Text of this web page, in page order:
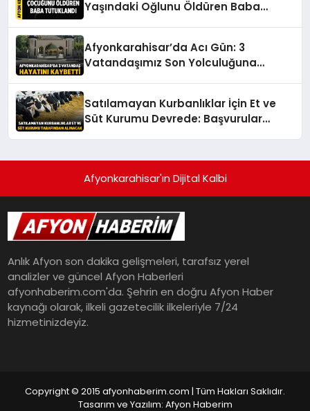
Yaşındaki Oğlunu Öldüren Baba
Afyonkarahisar’da Acı Gün: 3
Vatandaşımız Son Yolculuğuna
Satılamayan Kurbanlıklar İçin Et ve
Süt Kurumu Devrede: Başvurular
Afyonkarahisar'ın Dijital Kalbi
Anlık Afyon son dakika gelişmeleri, tarafsız yerel
analizler ve güncel Afyon Haberleri
afyonhaberim.com'da. Şehrin en doğru Afyon Haber
kaynağı olarak, ilkeli gazetecilik ilkeleriyle 7/24
hizmetinizdeyiz.
Copyright © 2015 afyonhaberim.com | Tüm Hakları Saklıdır.
Tasarım ve Yazılım: Afyon Haberim